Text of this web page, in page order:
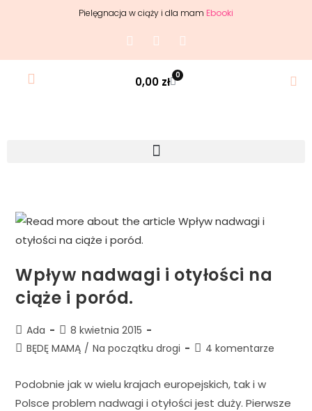
Pielęgnacja w ciąży i dla mam Ebooki
0,00 zł 0
Wpływ nadwagi i otyłości na
ciąże i poród.
Ada
8 kwietnia 2015
BĘDĘ MAMĄ / Na początku drogi 4 komentarze
Podobnie jak w wielu krajach europejskich, tak i w
Polsce problem nadwagi i otyłości jest duży. Pierwsze